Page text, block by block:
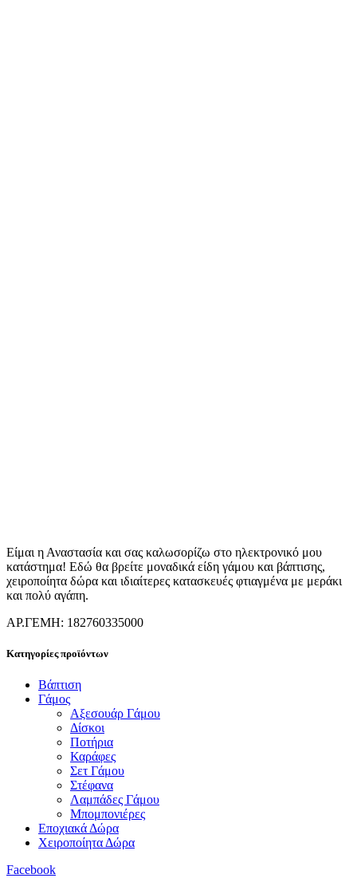
Είμαι η Αναστασία και σας καλωσορίζω στο ηλεκτρονικό μου
κατάστημα! Εδώ θα βρείτε μοναδικά είδη γάμου και βάπτισης,
χειροποίητα δώρα και ιδιαίτερες κατασκευές φτιαγμένα με μεράκι
και πολύ αγάπη.
ΑΡ.ΓΕΜΗ: 182760335000
Κατηγορίες προϊόντων
Βάπτιση
Γάμος
Αξεσουάρ Γάμου
Δίσκοι
Ποτήρια
Καράφες
Σετ Γάμου
Στέφανα
Λαμπάδες Γάμου
Μπομπονιέρες
Εποχιακά Δώρα
Χειροποίητα Δώρα
Facebook